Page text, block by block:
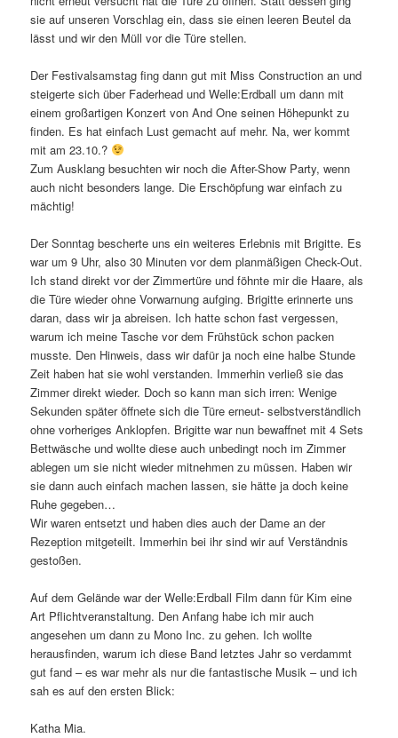
sie auf unseren Vorschlag ein, dass sie einen leeren Beutel da
lässt und wir den Müll vor die Türe stellen.
Der Festivalsamstag fing dann gut mit Miss Construction an und
steigerte sich über Faderhead und Welle:Erdball um dann mit
einem großartigen Konzert von And One seinen Höhepunkt zu
finden. Es hat einfach Lust gemacht auf mehr. Na, wer kommt
mit am 23.10.?
Zum Ausklang besuchten wir noch die After-Show Party, wenn
auch nicht besonders lange. Die Erschöpfung war einfach zu
mächtig!
Der Sonntag bescherte uns ein weiteres Erlebnis mit Brigitte. Es
war um 9 Uhr, also 30 Minuten vor dem planmäßigen Check-Out.
Ich stand direkt vor der Zimmertüre und föhnte mir die Haare, als
die Türe wieder ohne Vorwarnung aufging. Brigitte erinnerte uns
daran, dass wir ja abreisen. Ich hatte schon fast vergessen,
warum ich meine Tasche vor dem Frühstück schon packen
musste. Den Hinweis, dass wir dafür ja noch eine halbe Stunde
Zeit haben hat sie wohl verstanden. Immerhin verließ sie das
Zimmer direkt wieder. Doch so kann man sich irren: Wenige
Sekunden später öffnete sich die Türe erneut- selbstverständlich
ohne vorheriges Anklopfen. Brigitte war nun bewaffnet mit 4 Sets
Bettwäsche und wollte diese auch unbedingt noch im Zimmer
ablegen um sie nicht wieder mitnehmen zu müssen. Haben wir
sie dann auch einfach machen lassen, sie hätte ja doch keine
Ruhe gegeben…
Wir waren entsetzt und haben dies auch der Dame an der
Rezeption mitgeteilt. Immerhin bei ihr sind wir auf Verständnis
gestoßen.
Auf dem Gelände war der Welle:Erdball Film dann für Kim eine
Art Pflichtveranstaltung. Den Anfang habe ich mir auch
angesehen um dann zu Mono Inc. zu gehen. Ich wollte
herausfinden, warum ich diese Band letztes Jahr so verdammt
gut fand – es war mehr als nur die fantastische Musik – und ich
sah es auf den ersten Blick:
Katha Mia.